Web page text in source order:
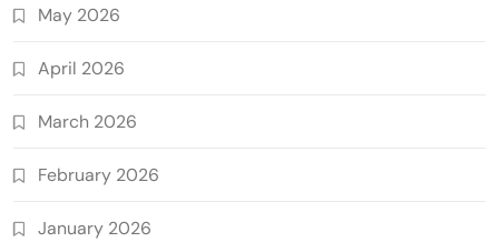
May 2026
April 2026
March 2026
February 2026
January 2026